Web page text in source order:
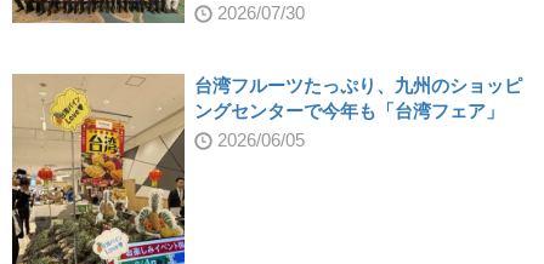
2026/07/30
台湾フルーツたっぷり、九州のショッピ
ングセンターで今年も「台湾フェア」
2026/06/05